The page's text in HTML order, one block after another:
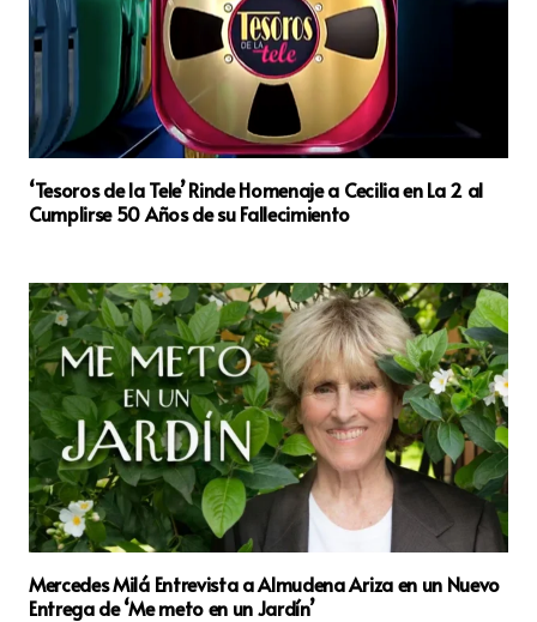
‘Tesoros de la Tele’ Rinde Homenaje a Cecilia en La 2 al
Cumplirse 50 Años de su Fallecimiento
Mercedes Milá Entrevista a Almudena Ariza en un Nuevo
Entrega de ‘Me meto en un Jardín’